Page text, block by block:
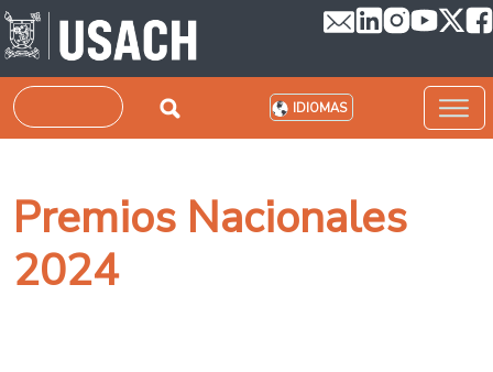
Pasar al contenido principal
Buscar IDIOMAS
Premios Nacionales
2024